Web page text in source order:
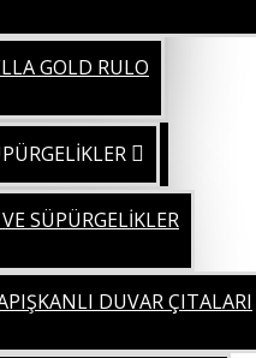
GOLD RULO
SÜPÜRGELİKLER
DUVAR ÇITALARI